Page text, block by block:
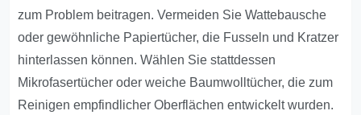
zum Problem beitragen. Vermeiden Sie Wattebausche
oder gewöhnliche Papiertücher, die Fusseln und Kratzer
hinterlassen können. Wählen Sie stattdessen
Mikrofasertücher oder weiche Baumwolltücher, die zum
Reinigen empfindlicher Oberflächen entwickelt wurden.